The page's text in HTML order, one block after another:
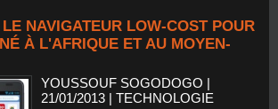
NAVIGATEUR LOW-COST POUR
À L'AFRIQUE ET AU MOYEN-
YOUSSOUF SOGODOGO |
21/01/2013 |TECHNOLOGIE